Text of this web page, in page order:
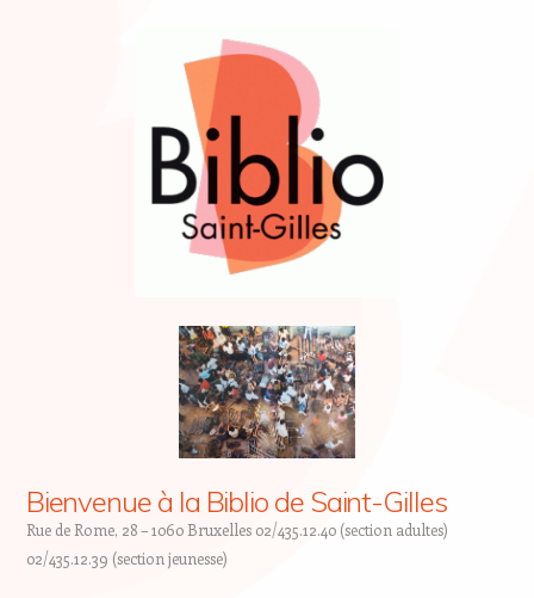
Bienvenue à la Biblio de Saint-Gilles
Rue de Rome, 28 – 1060 Bruxelles 02/435.12.40 (section adultes)
02/435.12.39 (section jeunesse)